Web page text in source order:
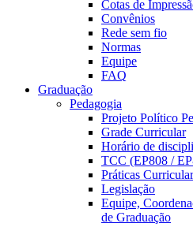
Cotas de
Convênios
Rede sem fio
Normas
Equipe
FAQ
Graduação
Pedagogia
Projeto Político
Grade Curricular
Horário de
TCC (EP808 /
Práticas
Legislação
Equipe,
de Graduação